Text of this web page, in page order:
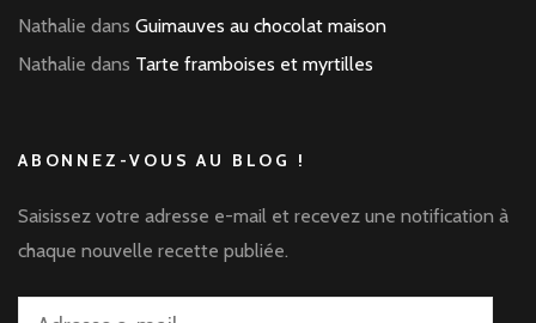
Nathalie dans Guimauves au chocolat maison
Nathalie dans Tarte framboises et myrtilles
ABONNEZ-VOUS AU BLOG !
Saisissez votre adresse e-mail et recevez une notification à
chaque nouvelle recette publiée.
Adresse